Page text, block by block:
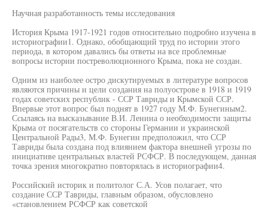
Научная разработанность темы исследования
История Крыма 1917-1921 годов относительно подробно изучена в
историографии1. Однако, обобщающий труд по истории этого
периода, в котором давались бы ответы на все проблемные
вопросы истории постреволюционного Крыма, пока не создан.
Одним из наиболее остро дискутируемых в литературе вопросов
являются причины и цели создания на полуострове в 1918 и 1919
годах советских республик - ССР Тавриды и Крымской ССР.
Впервые этот вопрос был поднят в 1927 году М.Ф. Бунегиным2.
Ссылаясь на высказывание В.И. Ленина о необходимости защиты
Крыма от посягательств со стороны Германии и украинской
Центральной Рады3, М.Ф. Бунегин предположил, что ССР
Тавриды была создана под влиянием фактора внешней угрозы по
инициативе центральных властей РСФСР. В последующем, данная
точка зрения многократно повторялась в историографии4.
Российский историк и политолог С.А. Усов полагает, что
создание ССР Тавриды, главным образом, обусловлено
«становлением РСФСР как советской